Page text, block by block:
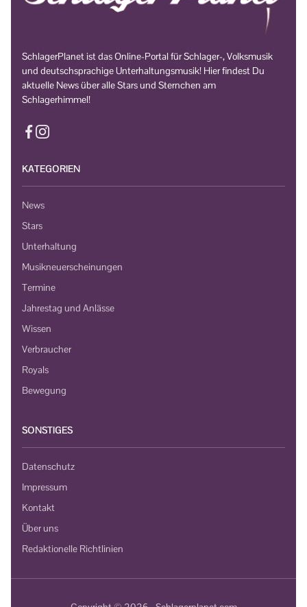
SchlagerPlanet ist das Online-Portal für Schlager-, Volksmusik
und deutschsprachige Unterhaltungsmusik! Hier findest Du
aktuelle News über alle Stars und Sternchen am
Schlagerhimmel!
KATEGORIEN
News
Stars
Unterhaltung
Musikneuerscheinungen
Termine
Jahrestag und Anlässe
Wissen
Verbraucher
Royals
Bewegung
SONSTIGES
Datenschutz
Impressum
Kontakt
Über uns
Redaktionelle Richtlinien